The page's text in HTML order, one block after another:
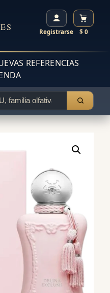
Registrarse $ 0
REFERENCIAS